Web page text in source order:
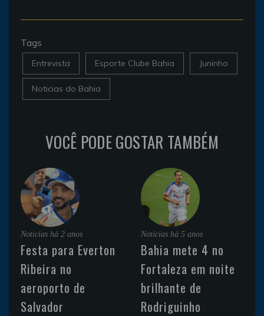
Tags
Entrevista Esporte Clube Bahia Juninho
Noticias do Bahia
VOCÊ PODE GOSTAR TAMBÉM
Noticias há 2 anos
Festa para Everton
Ribeira no
aeroporto de
Salvador
Noticias há 5 anos
Bahia mete 4 no
Fortaleza em noite
brilhante de
Rodriguinho